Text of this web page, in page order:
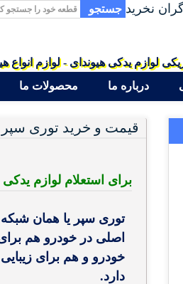
نخرید جستجو
لوازم یدکی هیوندای - لوازم انواع
محصولات ما درباره ما
قیمت و خرید توری سپر
برای استعلام لوازم یدکی هیوندا با
توری سپر یا همان
اصلی در خودرو هم
خودرو و هم برای
دارد.